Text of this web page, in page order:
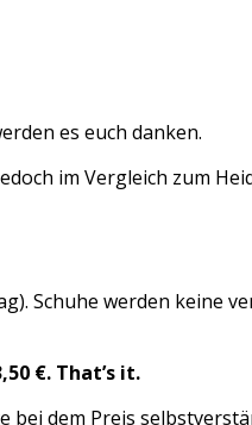
es euch danken.
im Vergleich zum
Schuhe werden keine
€. That’s it.
dem Preis